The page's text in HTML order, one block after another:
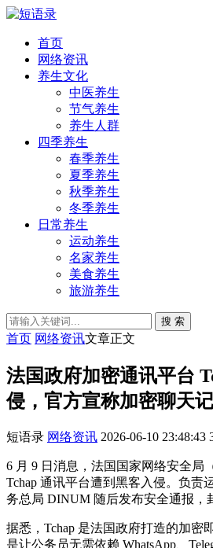
首页
网络资讯
养生文化
中医养生
节气养生
养生人群
四季养生
春季养生
夏季养生
秋季养生
冬季养生
日常养生
运动养生
名家养生
美食养生
旅游养生
搜 索
首页 网络资讯文章正文
法国政府加密通讯平台
侵，官方宣称加密聊天
短语录 网络资讯 2026-06-10 23:48:43
6 月 9 日消息，法国国家网络安全局
Tchap 通讯平台遭到黑客入侵。负责
务总局 DINUM 随后发布安全通报，
据悉，Tchap 是法国政府打造的加密
是让公务员无需依赖 WhatsApp、